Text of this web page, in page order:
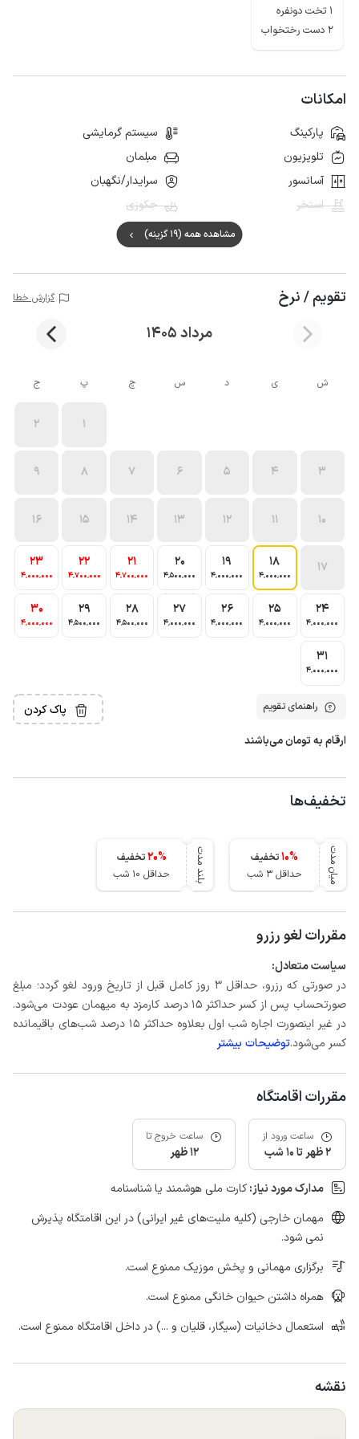
1 تخت دونفره
2 دست رختخواب
امکانات
پارکینگ
سیستم گرمایشی
تلویزیون
مبلمان
آسانسور
سرایدار/نگهبان
استخر
جکوزی
مشاهده همه (19 گزینه)
تقویم / نرخ گزارش خطا
مرداد 1405
ش ی د س چ پ ج
1
2
3
4
5
6
7
8
9
10
11
12
13
14
15
16
17
18
4٬000٬000
19
4٬000٬000
20
4٬500٬000
21
4٬700٬000
22
4٬700٬000
23
4٬000٬000
24
4٬000٬000
25
4٬000٬000
26
4٬000٬000
27
4٬000٬000
28
4٬500٬000
29
4٬500٬000
30
4٬000٬000
31
4٬000٬000
راهنمای تقویم پاک کردن
ارقام به تومان می‌باشند
تخفیف‌ها
میان مدت 10%
تخفیف
حداقل 3 شب
بلند مدت 20%
تخفیف
حداقل 10 شب
مقررات لغو رزرو
سیاست متعادل:
در صورتی که رزرو، حداقل 3 روز کامل قبل از تاریخ ورود لغو گردد؛ مبلغ
صورتحساب پس از کسر حداکثر 15 درصد کارمزد به میهمان عودت می‌شود.
در غیر اینصورت اجاره شب اول بعلاوه حداکثر 15 درصد شب‌های باقیمانده
کسر می‌شود.توضیحات بیشتر
مقررات اقامتگاه
ساعت ورود از
2 ظهر تا 10 شب
ساعت خروج تا
12 ظهر
مدارک مورد نیاز:کارت ملی هوشمند یا شناسنامه
مهمان خارجی (کلیه ملیت‌های غیر ایرانی) در این اقامتگاه پذیرش
نمی شود.
برگزاری مهمانی و پخش موزیک ممنوع است.
همراه داشتن حیوان خانگی ممنوع است.
استعمال دخانیات (سیگار، قلیان و ...) در داخل اقامتگاه ممنوع است.
نقشه